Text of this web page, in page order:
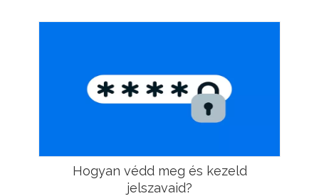
Hogyan védd meg és kezeld
jelszavaid?